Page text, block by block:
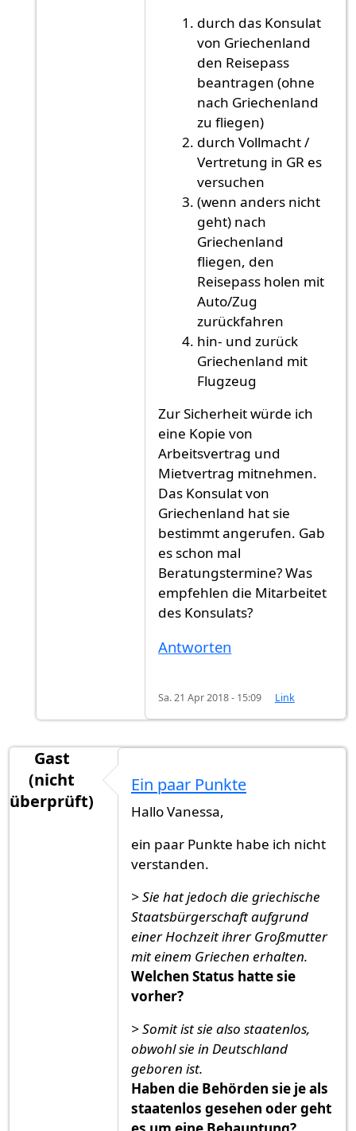
durch das Konsulat
von Griechenland
den Reisepass
beantragen (ohne
nach Griechenland
zu fliegen)
durch Vollmacht /
Vertretung in GR es
versuchen
(wenn anders nicht
geht) nach
Griechenland
fliegen, den
Reisepass holen mit
Auto/Zug
zurückfahren
hin- und zurück
Griechenland mit
Flugzeug
Zur Sicherheit würde ich
eine Kopie von
Arbeitsvertrag und
Mietvertrag mitnehmen.
Das Konsulat von
Griechenland hat sie
bestimmt angerufen. Gab
es schon mal
Beratungstermine? Was
empfehlen die Mitarbeitet
des Konsulats?
Antworten
Sa. 21 Apr 2018 - 15:09 Link
Gast
(nicht
überprüft)
Ein paar Punkte
Hallo Vanessa,
ein paar Punkte habe ich nicht
verstanden.
> Sie hat jedoch die griechische
Staatsbürgerschaft aufgrund
einer Hochzeit ihrer Großmutter
mit einem Griechen erhalten.
Welchen Status hatte sie
vorher?
> Somit ist sie also staatenlos,
obwohl sie in Deutschland
geboren ist.
Haben die Behörden sie je als
staatenlos gesehen oder geht